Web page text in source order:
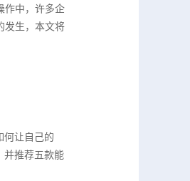
作中，许多企
发生，本文将
何让自己的
并推荐五款能